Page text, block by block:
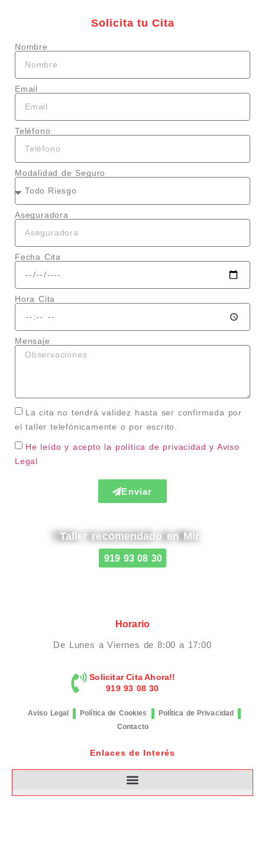
Solicita tu Cita
Nombre
Email
Teléfono
Modalidad de Seguro
Aseguradora
Fecha Cita
Hora Cita
Mensaje
La cita no tendrá validez hasta ser confirmada por
el taller telefónicamente o por escrito.
He leído y acepto la política de privacidad y Aviso
Legal
Enviar
Taller recomendado en Mira
919 93 08 30
Horario
De Lunes a Viernes de 8:00 a 17:00
Solicitar Cita Ahora!!
919 93 08 30
Aviso Legal Política de Cookies
Política de Privacidad
Contacto
Enlaces de Interés